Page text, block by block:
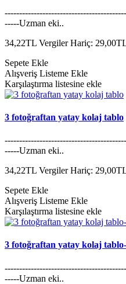
-----Uzman eki..
34,22TL Vergiler Hariç:
Sepete Ekle
Alışveriş Listeme Ekle
Karşılaştırma listesine ekle
3 fotoğraftan yatay kolaj tablo
-----Uzman eki..
34,22TL Vergiler Hariç:
Sepete Ekle
Alışveriş Listeme Ekle
Karşılaştırma listesine ekle
3 fotoğraftan yatay kolaj
-----Uzman eki..